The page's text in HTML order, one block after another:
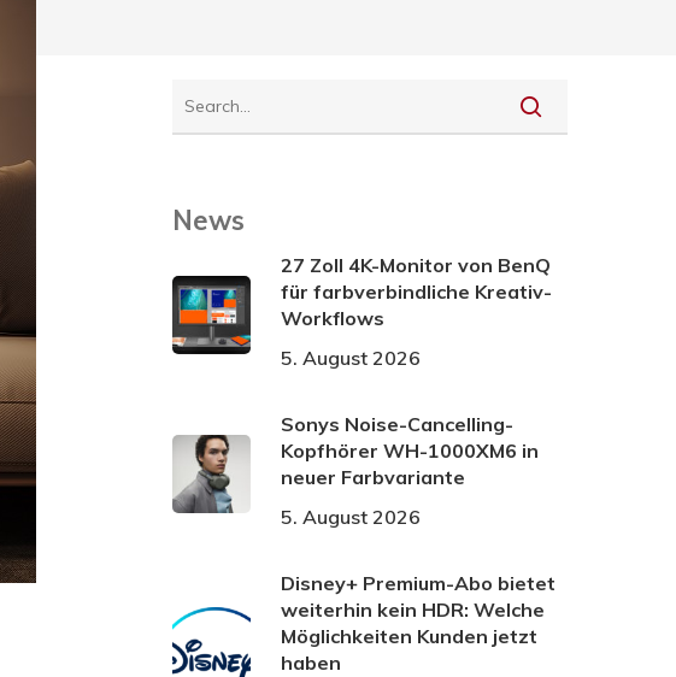
News
27 Zoll 4K-Monitor von BenQ
für farbverbindliche Kreativ-
Workflows
5. August 2026
Sonys Noise-Cancelling-
Kopfhörer WH-1000XM6 in
neuer Farbvariante
5. August 2026
Disney+ Premium-Abo bietet
weiterhin kein HDR: Welche
Möglichkeiten Kunden jetzt
haben